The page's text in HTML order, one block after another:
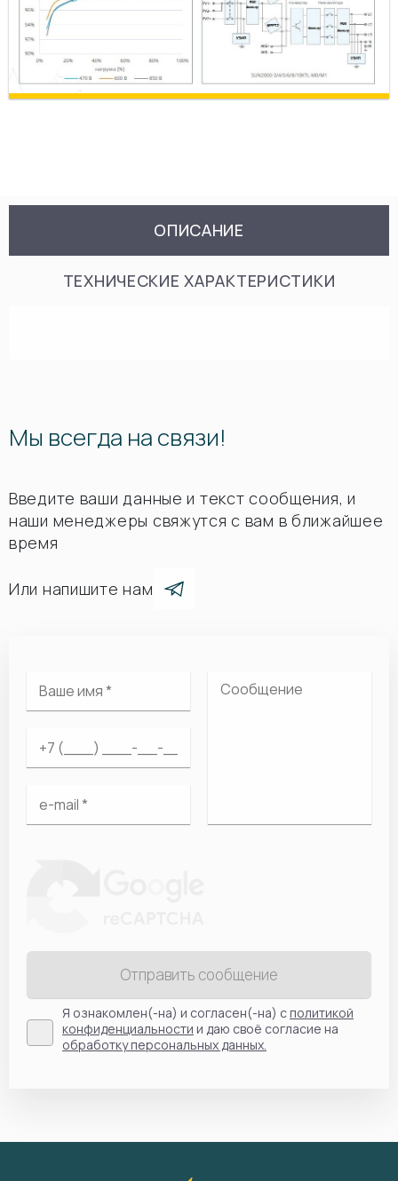
ОПИСАНИЕ
ТЕХНИЧЕСКИЕ ХАРАКТЕРИСТИКИ
Мы всегда на связи!
Введите ваши данные и текст сообщения, и
наши менеджеры свяжутся с вам в ближайшее
время
Или напишите нам
Отправить сообщение
Я ознакомлен(-на) и согласен(-на) сполитикой
конфиденциальности и даю своё согласие на
обработку персональных данных.